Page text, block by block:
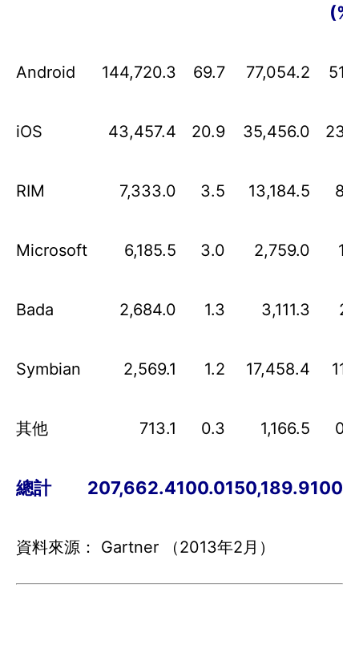
(%)
Android 144,720.3 69.7 77,054.2 51.3
iOS 43,457.4 20.9 35,456.0 23.6
RIM 7,333.0 3.5 13,184.5 8.8
Microsoft 6,185.5 3.0 2,759.0 1.8
Bada 2,684.0 1.3 3,111.3 2.1
Symbian 2,569.1 1.2 17,458.4 11.6
其他 713.1 0.3 1,166.5 0.8
總計 207,662.4100.0150,189.9100.0
資料來源： Gartner （2013年2月）